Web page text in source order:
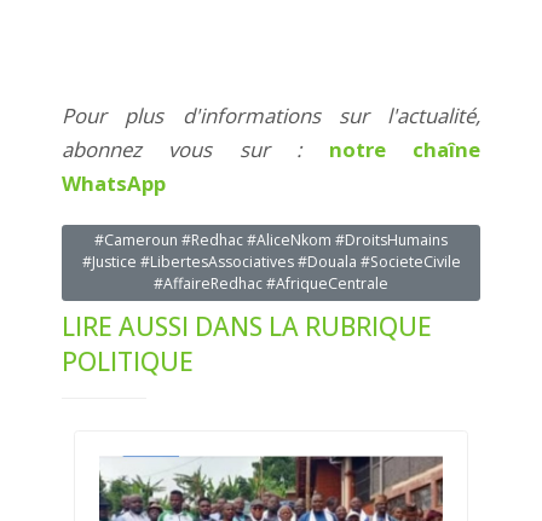
Pour plus d'informations sur l'actualité,
abonnez vous sur : notre chaîne
WhatsApp
#Cameroun #Redhac #AliceNkom #DroitsHumains
#Justice #LibertesAssociatives #Douala #SocieteCivile
#AffaireRedhac #AfriqueCentrale
LIRE AUSSI DANS LA RUBRIQUE
POLITIQUE